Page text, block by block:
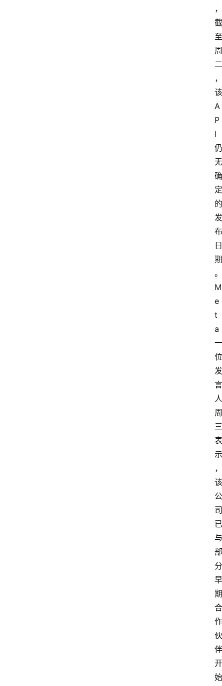
，
截
至
周
二
，
该
A
P
I
仍
无
确
定
的
发
布
日
期
。
M
e
t
a
一
位
发
言
人
周
三
表
示
，
该
公
司
已
与
部
分
早
期
合
作
伙
伴
开
始